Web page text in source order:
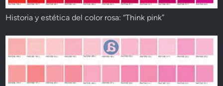
Historia y estética del color rosa: “Think pink”